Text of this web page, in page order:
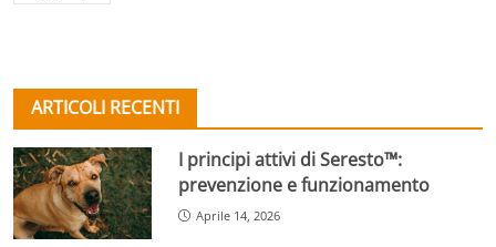
ARTICOLI RECENTI
I principi attivi di Seresto™:
prevenzione e funzionamento
Aprile 14, 2026